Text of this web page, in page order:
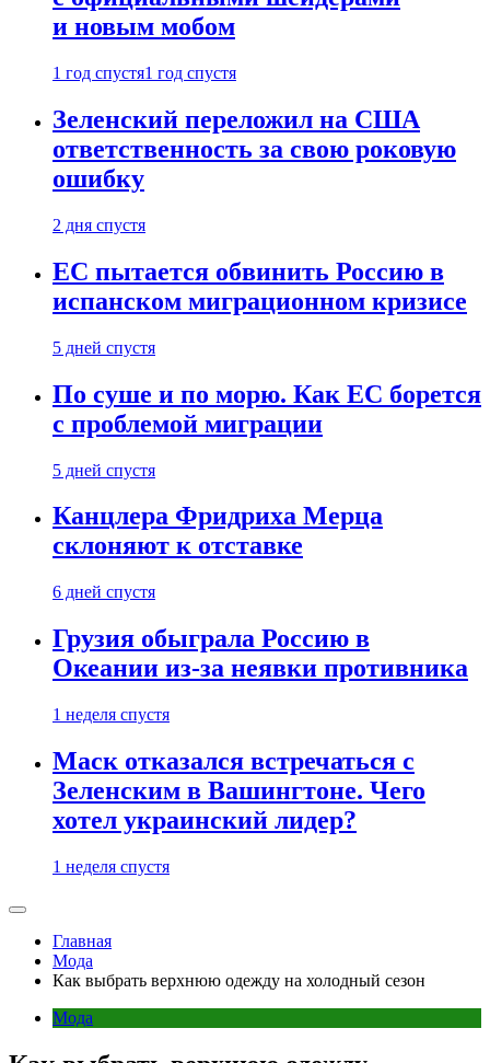
и новым мобом
1 год спустя1 год спустя
Зеленский переложил на США
ответственность за свою роковую
ошибку
2 дня спустя
ЕС пытается обвинить Россию в
испанском миграционном кризисе
5 дней спустя
По суше и по морю. Как ЕС борется
с проблемой миграции
5 дней спустя
Канцлера Фридриха Мерца
склоняют к отставке
6 дней спустя
Грузия обыграла Россию в
Океании из-за неявки противника
1 неделя спустя
Маск отказался встречаться с
Зеленским в Вашингтоне. Чего
хотел украинский лидер?
1 неделя спустя
Главная
Мода
Как выбрать верхнюю одежду на холодный сезон
Мода